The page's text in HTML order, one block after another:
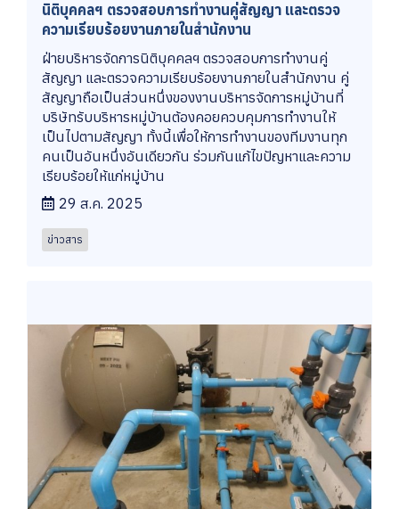
นิติบุคคลฯ ตรวจสอบการทำงานคู่สัญญา และตรวจ
ความเรียบร้อยงานภายในสำนักงาน
ฝ่ายบริหารจัดการนิติบุคคลฯ ตรวจสอบการทำงานคู่
สัญญา และตรวจความเรียบร้อยงานภายในสำนักงาน คู่
สัญญาถือเป็นส่วนหนึ่งของงานบริหารจัดการหมู่บ้านที่
บริษัทรับบริหารหมู่บ้านต้องคอยควบคุมการทำงานให้
เป็นไปตามสัญญา ทั้งนี้เพื่อให้การทำงานของทีมงานทุก
คนเป็นอันหนึ่งอันเดียวกัน ร่วมกันแก้ไขปัญหาและความ
เรียบร้อยให้แก่หมู่บ้าน
29 ส.ค. 2025
ข่าวสาร